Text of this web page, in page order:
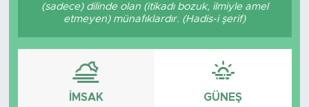
(sadece) dilinde olan (itikadı bozuk, ilmiyle amel
etmeyen) münafıklardır. (Hadis-i şerif)
İMSAK GÜNEŞ